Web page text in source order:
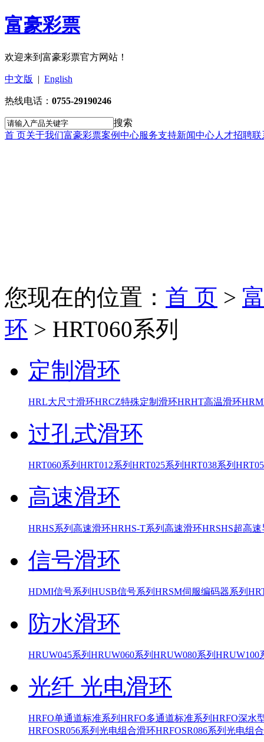
富豪彩票
欢迎来到富豪彩票官方网站！
中文版 | English
热线电话： 0755-29190246
搜索
首 页关于我们富豪彩票案例中心服务支持新闻中心人才招聘联
您现在的位置： 首 页 >
环 > HRT060系列
定制滑环
HRL大尺寸滑环HRCZ特殊定制滑环HRHT高温滑环
过孔式滑环
HRT060系列 HRT012系列 HRT025系列 HRT038系列
高速滑环
HRHS系列高速滑环HRHS-T系列高速滑环HRSHS超高
信号滑环
HDMI信号系列 HUSB信号系列 HRSM伺服编码器系列
防水滑环
HRUW045系列 HRUW060系列 HRUW080系列 HRUW100
光纤 光电滑环
HRFO单通道标准系列 HRFO多通道标准系列 HRFO深水
HRFOSR056系列光电组合滑环HRFOSR086系列光电组